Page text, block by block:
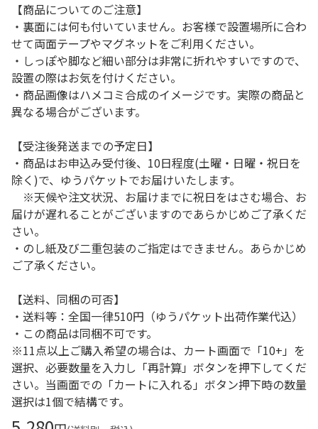
【商品についてのご注意】
・裏面には何も付いていません。お客様で設置場所に合わ
せて両面テープやマグネットをご利用ください。
・しっぽや脚など細い部分は非常に折れやすいですので、
設置の際はお気を付けください。
・商品画像はハメコミ合成のイメージです。実際の商品と
異なる場合がございます。
【受注後発送までの予定日】
・商品はお申込み受付後、10日程度(土曜・日曜・祝日を
除く)で、ゆうパケットでお届けいたします。
※天候や注文状況、お届けまでに祝日をはさむ場合、お
届けが遅れることがございますのであらかじめご了承くだ
さい。
・のし紙及び二重包装のご指定はできません。あらかじめ
ご了承ください。
【送料、同梱の可否】
・送料等：全国一律510円（ゆうパケット出荷作業代込）
・この商品は同梱不可です。
※11点以上ご購入希望の場合は、カート画面で「10+」を
選択、必要数量を入力し「再計算」ボタンを押下してくだ
さい。当画面での「カートに入れる」ボタン押下時の数量
選択は1個で結構です。